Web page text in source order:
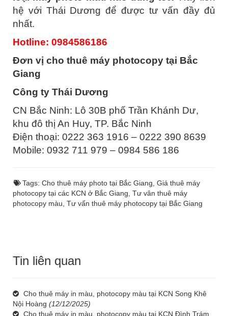
hệ với Thái Dương để được tư vấn đầy đủ
nhất.
Hotline: 0984586186
Đơn vị cho thuê máy photocopy tại Bắc
Giang
Công ty Thái Dương
CN Bắc Ninh: Lô 30B phố Trần Khánh Dư,
khu đô thị An Huy, TP. Bắc Ninh
Điện thoại: 0222 363 1916 – 0222 390 8639
Mobile: 0932 711 979 – 0984 586 186
Tags: Cho thuê máy photo tại Bắc Giang Giá thuê máy
photocopy tại các KCN ở Bắc Giang Tư vân thuê máy
photocopy màu Tư vấn thuê máy photocopy tại Bắc Giang
Tin liên quan
Cho thuê máy in màu, photocopy màu tại KCN Song Khê
Nội Hoàng (12/12/2025)
Cho thuê máy in màu, photocopy màu tại KCN Đình Trám